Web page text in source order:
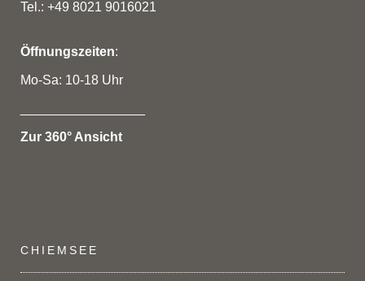
Tel.: +49 8021 9016021
Öffnungszeiten:
Mo-Sa: 10-18 Uhr
Zur 360° Ansicht
CHIEMSEE